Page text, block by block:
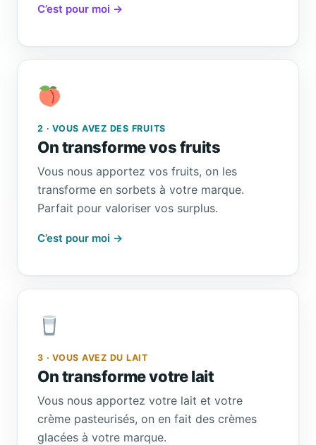
C’est pour moi →
2 · VOUS AVEZ DES FRUITS
On transforme vos fruits
Vous nous apportez vos fruits, on les
transforme en sorbets à votre marque.
Parfait pour valoriser vos surplus.
C’est pour moi →
3 · VOUS AVEZ DU LAIT
On transforme votre lait
Vous nous apportez votre lait et votre
crème pasteurisés, on en fait des crèmes
glacées à votre marque.